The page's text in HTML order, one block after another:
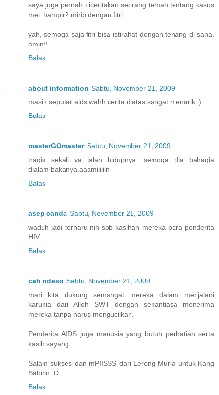
saya juga pernah diceritakan seorang teman tentang kasus
mei. hampir2 mirip dengan fitri.
yah, semoga saja fitri bisa istirahat dengan tenang di sana.
amin!!
Balas
about information Sabtu, November 21, 2009
masih seputar aids,wahh cerita diatas sangat menarik :)
Balas
masterGOmaster Sabtu, November 21, 2009
tragis sekali ya jalan hidupnya....semoga dia bahagia
dialam bakanya.aaamiiiiiin
Balas
asep canda Sabtu, November 21, 2009
waduh jadi terharu nih sob kasihan mereka para penderita
HIV
Balas
cah ndeso Sabtu, November 21, 2009
mari kita dukung semangat mereka dalam menjalani
karunia dari Alloh SWT dengan senantiasa menerima
mereka tanpa harus mengucilkan.
Penderita AIDS juga manusia yang butuh perhatian serta
kasih sayang
Salam sukses dan mPIISSS dari Lereng Muria untuk Kang
Sabirin :D
Balas